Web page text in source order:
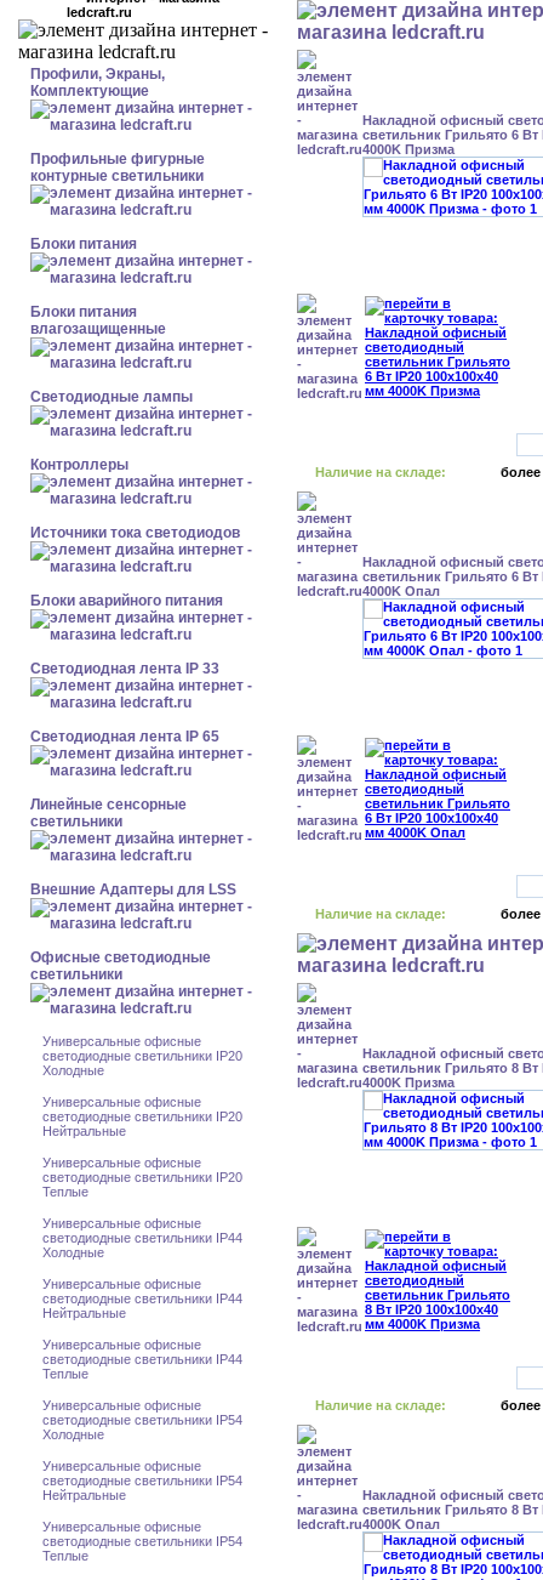
Профили, Экраны,
Комплектующие
Профильные фигурные
контурные светильники
Блоки питания
Блоки питания
влагозащищенные
Светодиодные лампы
Контроллеры
Источники тока светодиодов
Блоки аварийного питания
Светодиодная лента IP 33
Светодиодная лента IP 65
Линейные сенсорные
светильники
Внешние Адаптеры для LSS
Офисные светодиодные
светильники
Универсальные офисные
светодиодные светильники IP20
Холодные
Универсальные офисные
светодиодные светильники IP20
Нейтральные
Универсальные офисные
светодиодные светильники IP20
Теплые
Универсальные офисные
светодиодные светильники IP44
Холодные
Универсальные офисные
светодиодные светильники IP44
Нейтральные
Универсальные офисные
светодиодные светильники IP44
Теплые
Универсальные офисные
светодиодные светильники IP54
Холодные
Универсальные офисные
светодиодные светильники IP54
Нейтральные
Универсальные офисные
светодиодные светильники IP54
Теплые
Накладной офисный
светильник Грильято 6 Вт
4000K Призма
Наличие на складе: более
Накладной офисный
светильник Грильято 6 Вт
4000K Опал
Наличие на складе: более
Накладной офисный
светильник Грильято 8 Вт
4000K Призма
Наличие на складе: более
Накладной офисный
светильник Грильято 8 Вт
4000K Опал